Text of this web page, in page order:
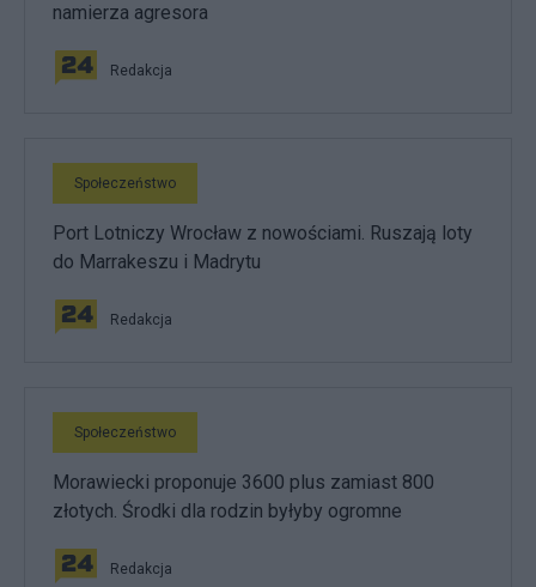
namierza agresora
Redakcja
Społeczeństwo
Port Lotniczy Wrocław z nowościami. Ruszają loty
do Marrakeszu i Madrytu
Redakcja
Społeczeństwo
Morawiecki proponuje 3600 plus zamiast 800
złotych. Środki dla rodzin byłyby ogromne
Redakcja